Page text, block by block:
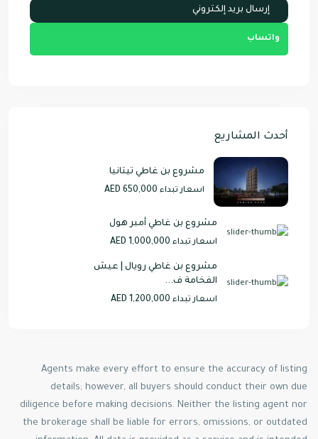
واتساب
أحدث المشاريع
مشروع بن غاطي تيتانيا
اسعار تبداء AED 650,000
مشروع بن غاطي أمبر هول
اسعار تبداء AED 1,000,000
مشروع بن غاطي رويال | عيش
الفخامة ف...
اسعار تبداء AED 1,200,000
Agents make every effort to ensure the accuracy of listing
details; however, all buyers should conduct their own due
diligence before making decisions. Neither the listing agent nor
the brokerage shall be liable for errors, omissions, or outdated